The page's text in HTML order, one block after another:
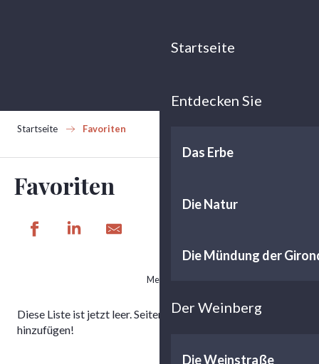
Startseite
Entdecken Sie
Das Erbe
Die Natur
Die Mündung der
Der Weinberg
Die Weinstraße
Startseite Favoriten
Favoriten
Meine Favoriten drucken/exportieren
Diese Liste ist jetzt leer. Seiten durchsuchen und
hinzufügen!